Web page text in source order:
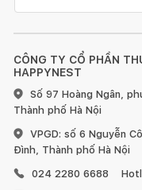
CÔNG TY CỔ PHẦN
HAPPYNEST
Số 97 Hoàng Ngân,
Thành phố Hà Nội
VPGD: số 6 Nguyễn
Đình, Thành phố Hà Nội
024 2280 6688